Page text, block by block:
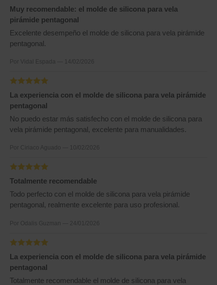
Muy recomendable: el molde de silicona para vela
pirámide pentagonal
Excelente desempeño el molde de silicona para vela pirámide
pentagonal.
Por Vidal Espada — 14/02/2026
La experiencia con el molde de silicona para vela pirámide
pentagonal
No puedo estar más satisfecho con el molde de silicona para
vela pirámide pentagonal, excelente para manualidades.
Por Ciriaco Aguado — 10/02/2026
Totalmente recomendable
Todo perfecto con el molde de silicona para vela pirámide
pentagonal, realmente excelente para uso profesional.
Por Odalis Guzman — 24/01/2026
La experiencia con el molde de silicona para vela pirámide
pentagonal
Totalmente recomendable el molde de silicona para vela